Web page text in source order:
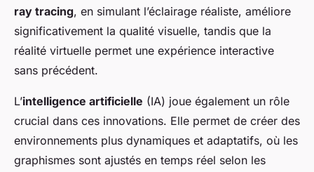
ray tracing, en simulant l’éclairage réaliste, améliore
significativement la qualité visuelle, tandis que la
réalité virtuelle permet une expérience interactive
sans précédent.
L’intelligence artificielle (IA) joue également un rôle
crucial dans ces innovations. Elle permet de créer des
environnements plus dynamiques et adaptatifs, où les
graphismes sont ajustés en temps réel selon les